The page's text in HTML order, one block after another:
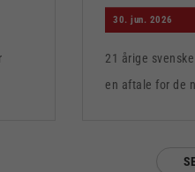
30. jun. 2026
21 årige
en aftale for de